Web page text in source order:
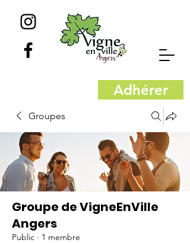
Adhérer
Groupes
Groupe de VigneEnVille
Angers
Public · 1 membre